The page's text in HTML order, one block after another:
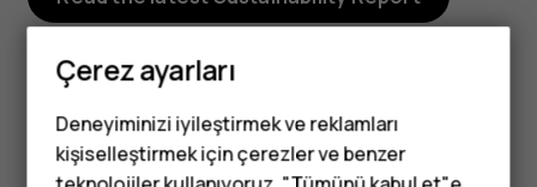
Çerez ayarları
Deneyiminizi iyileştirmek ve reklamları
kişiselleştirmek için çerezler ve benzer